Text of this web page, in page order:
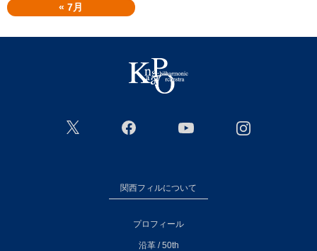
« 7月
関西フィルについて
プロフィール
沿革 / 50th